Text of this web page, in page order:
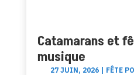
Catamarans et
musique
27 JUIN, 2026 | FÊTE